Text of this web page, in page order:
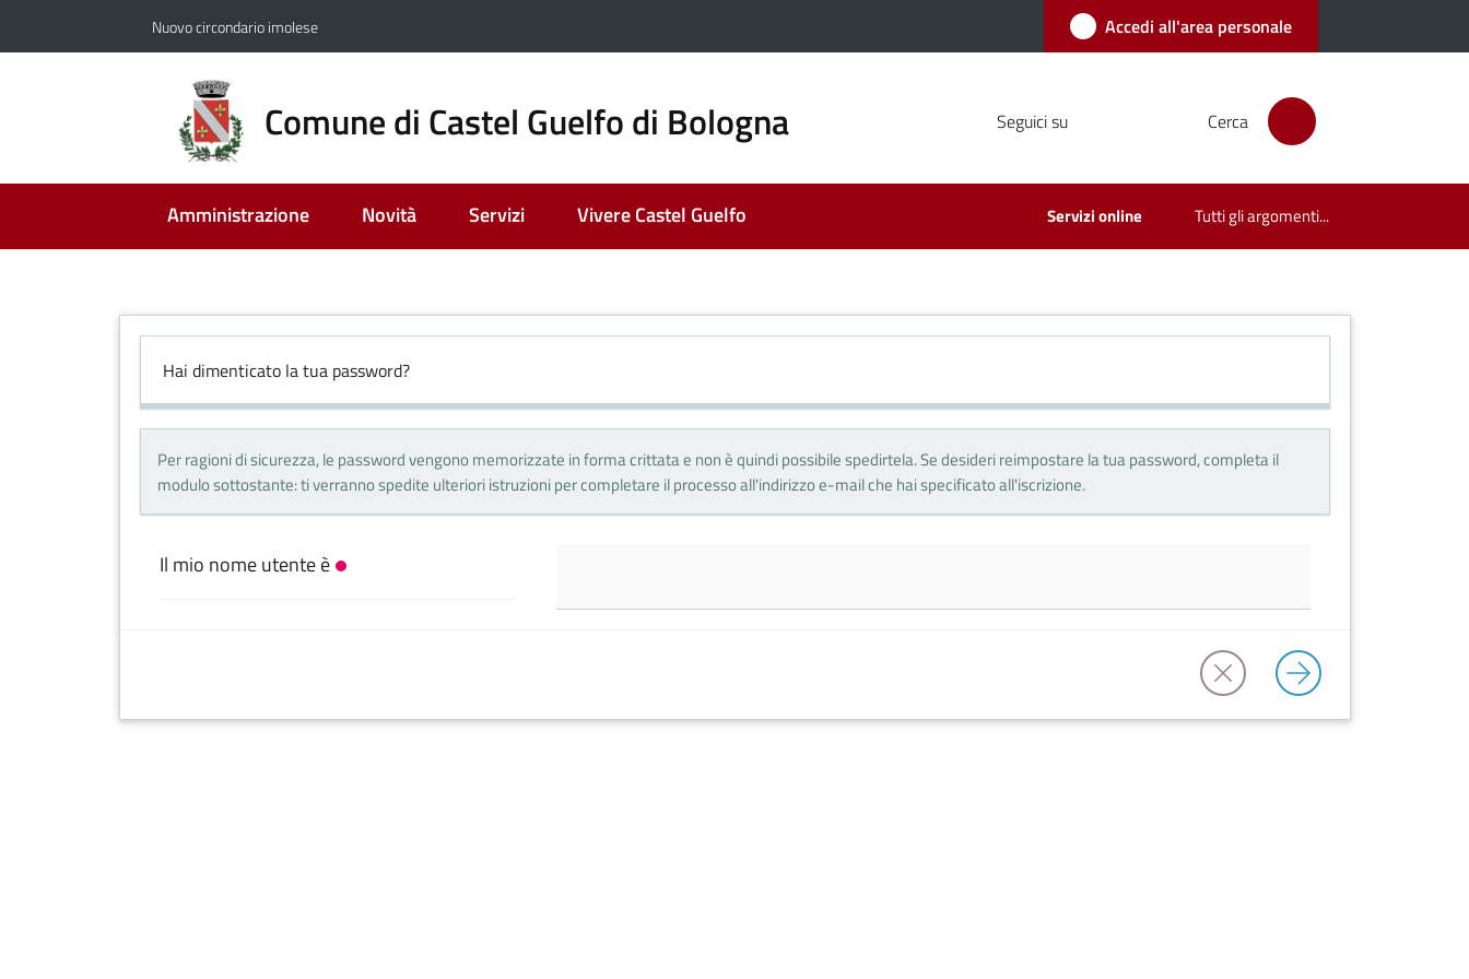
Nuovo circondario imolese Accedi all'area personale
Comune di Castel Guelfo di Bologna Seguici su Cerca
Amministrazione Novità Servizi Vivere Castel Guelfo Servizi online Tutti gli argomenti...
Hai dimenticato la tua password?
Per ragioni di sicurezza, le password vengono memorizzate in forma crittata e non è quindi possibile spedirtela. Se desideri reimpostare la tua password, completa il
modulo sottostante: ti verranno spedite ulteriori istruzioni per completare il processo all'indirizzo e-mail che hai specificato all'iscrizione.
Il mio nome utente è